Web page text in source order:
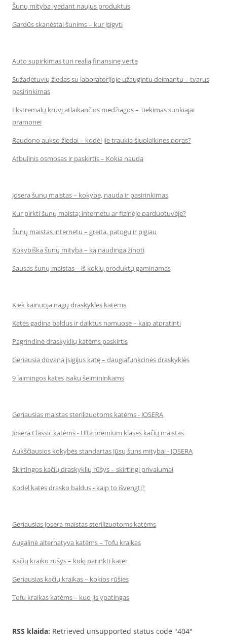
Šunų mityba įvedant naujus produktus
Gardūs skanėstai šunims – kur įsigyti
Auto supirkimas turi realią finansinę vertę
Sužadėtuvių žiedas su laboratorijoje užaugintu deimantu – tvarus
pasirinkimas
Ekstremalų krūvį atlaikančios medžiagos – Tiekimas sunkiajai
pramonei
Raudono aukso žiedai – kodėl jie traukia šiuolaikines poras?
Atbulinis osmosas ir paskirtis – Kokia nauda
Josera šunų maistas – kokybė, nauda ir pasirinkimas
Kur pirkti šunų maistą: internetu ar fizinėje parduotuvėje?
Šunų maistas internetu – greita, patogu ir pigiau
Kokybiška šunų mityba – ką naudinga žinoti
Sausas šunų maistas – iš kokių produktų gaminamas
Kiek kainuoja nagų draskyklės katėms
Katės gadina baldus ir daiktus namuose – kaip atpratinti
Pagrindinė draskyklių katėms paskirtis
Geriausia dovana įsigijus katę – daugiafunkcinės draskyklės
9 laimingos katės įsakų šeimininkams
Geriausias maistas sterilizuotoms katėms - JOSERA
Josera Classic katėms - Ulta premium klasės kačių maistas
Aukščiausios kokybės standartas Jūsų šuns mitybai - JOSERA
Skirtingos kačių draskyklių rūšys – skirtingi privalumai
Kodėl katės drasko baldus - kaip to išvengti?
Geriausias Josera maistas sterilizuotoms katėms
Augalinė alternatyva katėms – Tofu kraikas
Kačių kraiko rūšys – kokį parinkti katei
Geriausias kačių kraikas – kokios rūšies
Tofu kraikas katėms – kuo jis ypatingas
RSS klaida: Retrieved unsupported status code "404"